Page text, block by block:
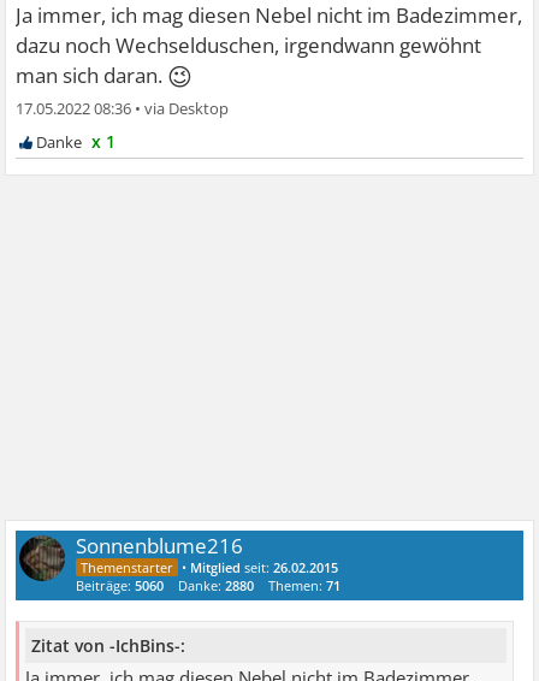
Ja immer, ich mag diesen Nebel nicht im Badezimmer,
dazu noch Wechselduschen, irgendwann gewöhnt
man sich daran. 😉
17.05.2022 08:36 •
x 1
Sonnenblume216
• Mitglied seit:26.02.2015
Beiträge:5060 Danke:2880 Themen:71
Zitat von -IchBins-: